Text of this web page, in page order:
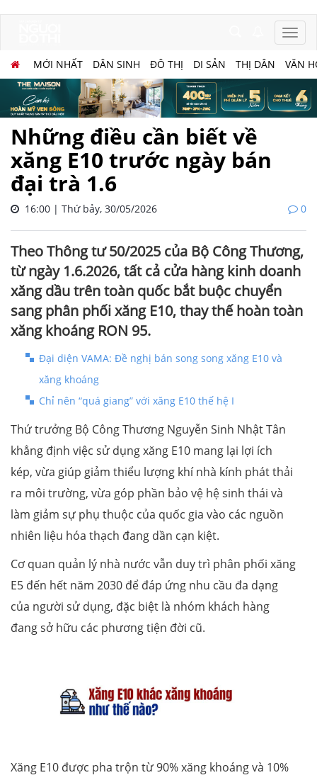
MỚI NHẤT DÂN SINH ĐÔ THỊ DI SẢN THỊ DÂN VĂN
Những điều cần biết về
xăng E10 trước ngày bán
đại trà 1.6
16:00 | Thứ bảy, 30/05/2026 0
Theo Thông tư 50/2025 của Bộ Công Thương,
từ ngày 1.6.2026, tất cả cửa hàng kinh doanh
xăng dầu trên toàn quốc bắt buộc chuyển
sang phân phối xăng E10, thay thế hoàn toàn
xăng khoáng RON 95.
Đại diện VAMA: Đề nghị bán song song xăng E10 và
xăng khoáng
Chỉ nên “quá giang” với xăng E10 thế hệ I
Thứ trưởng Bộ Công Thương Nguyễn Sinh Nhật Tân
khẳng định việc sử dụng xăng E10 mang lại lợi ích
kép, vừa giúp giảm thiểu lượng khí nhà kính phát thải
ra môi trường, vừa góp phần bảo vệ hệ sinh thái và
làm giảm sự phụ thuộc của quốc gia vào các nguồn
nhiên liệu hóa thạch đang dần cạn kiệt.
Cơ quan quản lý nhà nước vẫn duy trì phân phối xăng
E5 đến hết năm 2030 để đáp ứng nhu cầu đa dạng
của người sử dụng, đặc biệt là nhóm khách hàng
đang sở hữu các phương tiện đời cũ.
Xăng E10 được pha trộn từ 90% xăng khoáng và 10%